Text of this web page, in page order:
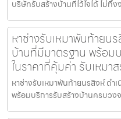
บริษัทรับสร้างบ้านที่ไว้ใจได้ ไม่ทิ้
หาช่างรับเหมาพันท้ายน
บ้านที่มีมาตรฐาน พร้อม
ในราคาที่คุ้มค่า รับเหมา
หาช่างรับเหมาพันท้ายนรสิงห์ ดำ
พร้อมบริการรับสร้างบ้านครบวง